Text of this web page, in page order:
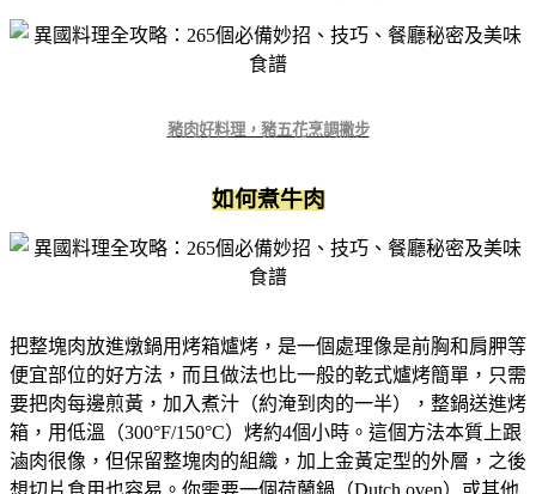
豬肉好料理，豬五花烹調撇步
如何煮牛肉
把整塊肉放進燉鍋用烤箱爐烤，是一個處理像是前胸和肩胛等
便宜部位的好方法，而且做法也比一般的乾式爐烤簡單，只需
要把肉每邊煎黃，加入煮汁（約淹到肉的一半），整鍋送進烤
箱，用低溫（300°F/150°C）烤約4個小時。這個方法本質上跟
滷肉很像，但保留整塊肉的組織，加上金黃定型的外層，之後
想切片食用也容易。你需要一個荷蘭鍋（Dutch oven）或其他